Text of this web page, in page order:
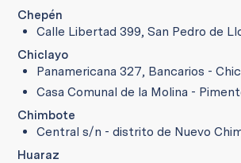
Chepén
Calle Libertad 399, San Pedro de
Chiclayo
Panamericana 327, Bancarios -
Casa Comunal de la Molina -
Chimbote
Central s/n - distrito de Nuevo
Huaraz